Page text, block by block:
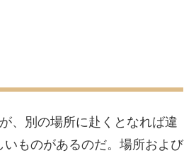
、別の場所に赴くとなれば違
ものがあるのだ。場所および